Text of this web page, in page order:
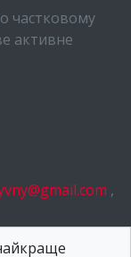
частковому
активне
,